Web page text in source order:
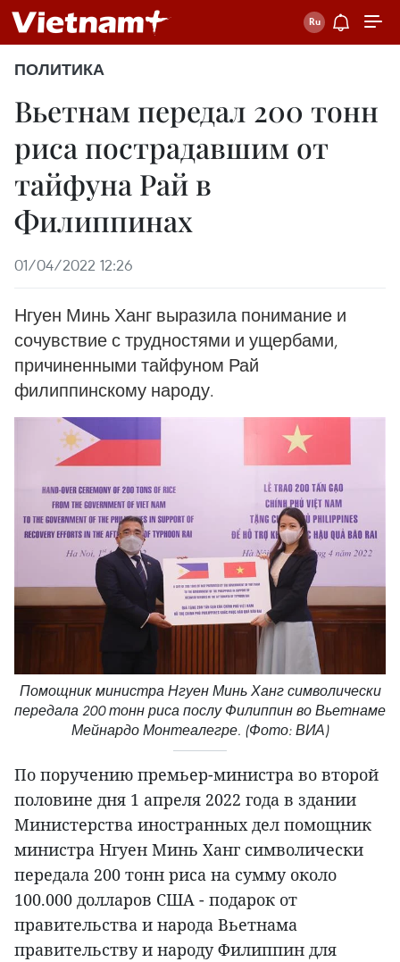
ПОЛИТИКА
Вьетнам передал 200 тонн
риса пострадавшим от
тайфуна Рай в
Филиппинах
01/04/2022 12:26
Нгуен Минь Ханг выразила понимание и
сочувствие с трудностями и ущербами,
причиненными тайфуном Рай
филиппинскому народу.
Помощник министра Нгуен Минь Ханг символически
передала 200 тонн риса послу Филиппин во Вьетнаме
Мейнардо Монтеалегре. (Фото: ВИА)
По поручению премьер-министра во второй
половине дня 1 апреля 2022 года в здании
Министерства иностранных дел помощник
министра Нгуен Минь Ханг символически
передала 200 тонн риса на сумму около
100.000 долларов США - подарок от
правительства и народа Вьетнама
правительству и народу Филиппин для